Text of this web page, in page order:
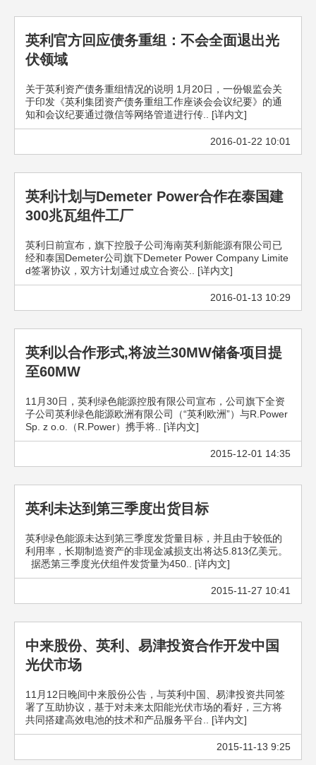
英利官方回应债务重组：不会全面退出光
伏领域
关于英利资产债务重组情况的说明 1月20日，一份银监会关
于印发《英利集团资产债务重组工作座谈会会议纪要》的通
知和会议纪要通过微信等网络管道进行传.. [详内文]
2016-01-22 10:01
英利计划与Demeter Power合作在泰国建
300兆瓦组件工厂
英利日前宣布，旗下控股子公司海南英利新能源有限公司已
经和泰国Demeter公司旗下Demeter Power Company Limite
d签署协议，双方计划通过成立合资公.. [详内文]
2016-01-13 10:29
英利以合作形式,将波兰30MW储备项目提
至60MW
11月30日，英利绿色能源控股有限公司宣布，公司旗下全资
子公司英利绿色能源欧洲有限公司（“英利欧洲”）与R.Power
Sp. z o.o.（R.Power）携手将.. [详内文]
2015-12-01 14:35
英利未达到第三季度出货目标
英利绿色能源未达到第三季度发货量目标，并且由于较低的
利用率，长期制造资产的非现金减损支出将达5.813亿美元。
据悉第三季度光伏组件发货量为450.. [详内文]
2015-11-27 10:41
中来股份、英利、易津投资合作开发中国
光伏市场
11月12日晚间中来股份公告，与英利中国、易津投资共同签
署了互助协议，基于对未来太阳能光伏市场的看好，三方将
共同搭建高效电池的技术和产品服务平台.. [详内文]
2015-11-13 9:25